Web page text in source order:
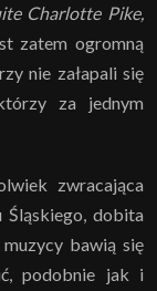
Charlotte Pike,
zatem ogromną
nie załapali się
za jednym
zwracająca
Śląskiego, dobita
bawią się
podobnie jak i